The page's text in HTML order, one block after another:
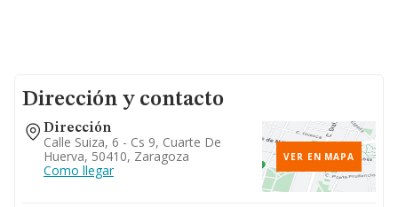
Dirección y contacto
Dirección
Calle Suiza, 6 - Cs 9, Cuarte De
Huerva, 50410, Zaragoza
Como llegar
VER EN MAPA